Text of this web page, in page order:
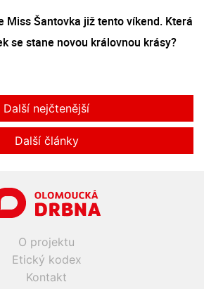
Miss Šantovka již tento víkend. Která
se stane novou královnou krásy?
Další nejčtenější
Další články
O projektu
Etický kodex
Kontakt